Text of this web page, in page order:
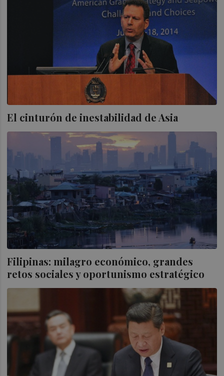
El cinturón de inestabilidad de Asia
Filipinas: milagro económico, grandes
retos sociales y oportunismo estratégico